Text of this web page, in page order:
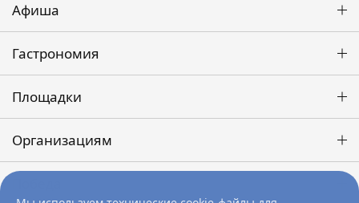
Афиша
Гастрономия
Площадки
Организациям